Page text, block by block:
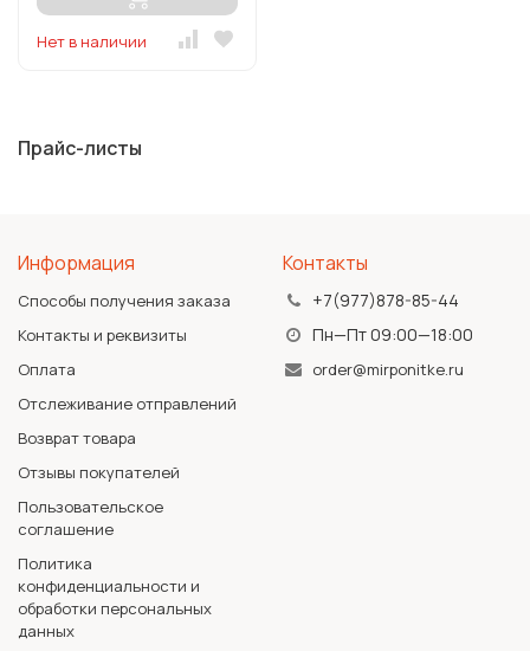
Нет в наличии
Прайс-листы
Информация
Способы получения заказа
Контакты и реквизиты
Оплата
Отслеживание отправлений
Возврат товара
Отзывы покупателей
Пользовательское
соглашение
Политика
конфиденциальности и
обработки персональных
данных
Контакты
+7(977)878-85-44
Пн—Пт 09:00—18:00
order@mirponitke.ru